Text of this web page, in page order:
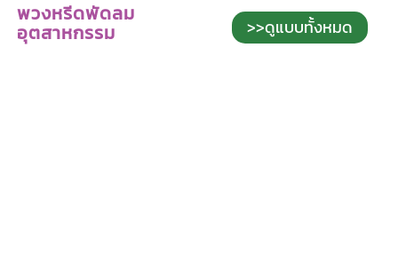
พวงหรีดพัดลม
อุตสาหกรรม >>ดูแบบทั้งหมด